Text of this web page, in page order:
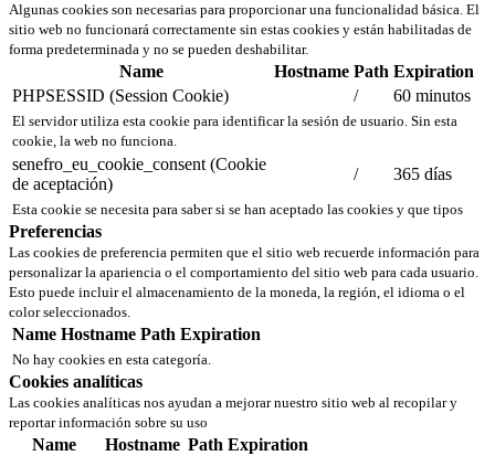
Algunas cookies son necesarias para proporcionar una funcionalidad básica. El
sitio web no funcionará correctamente sin estas cookies y están habilitadas de
forma predeterminada y no se pueden deshabilitar.
Name Hostname Path Expiration
PHPSESSID (Session Cookie)
/ 60 minutos
El servidor utiliza esta cookie para identificar la sesión de usuario. Sin esta
cookie, la web no funciona.
senefro_eu_cookie_consent (Cookie
de aceptación)
/ 365 días
Esta cookie se necesita para saber si se han aceptado las cookies y que tipos
Preferencias
Las cookies de preferencia permiten que el sitio web recuerde información para
personalizar la apariencia o el comportamiento del sitio web para cada usuario.
Esto puede incluir el almacenamiento de la moneda, la región, el idioma o el
color seleccionados.
Name Hostname Path Expiration
No hay cookies en esta categoría.
Cookies analíticas
Las cookies analíticas nos ayudan a mejorar nuestro sitio web al recopilar y
reportar información sobre su uso
Name Hostname Path Expiration